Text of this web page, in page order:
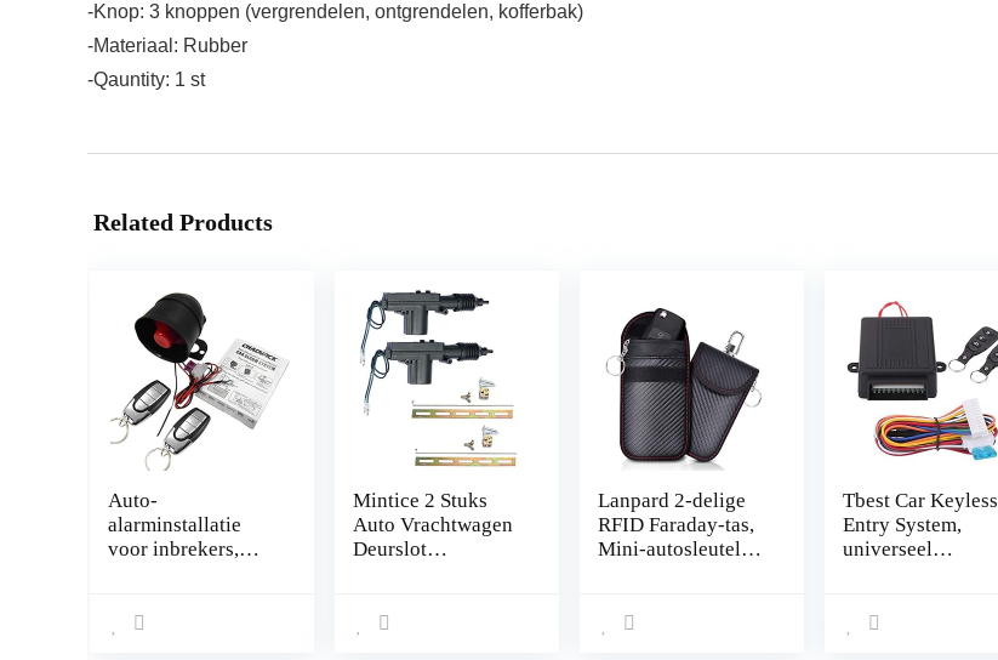
-Knop: 3 knoppen (vergrendelen, ontgrendelen, kofferbak)
-Materiaal: Rubber
-Qauntity: 1 st
Related Products
Auto-
alarminstallatie
voor inbrekers,
sleutelloze
Mintice 2 Stuks
Auto Vrachtwagen
Deurslot
Centrale
Lanpard 2-delige
RFID Faraday-tas,
Mini-autosleutel
geblokkeerd
Tbest Car Keyless
Entry System,
universeel
System, deurslot,